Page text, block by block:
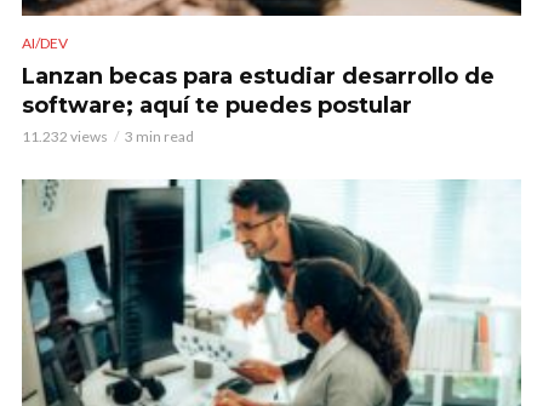
AI/DEV
Lanzan becas para estudiar desarrollo de
software; aquí te puedes postular
11.232 views 3 min read